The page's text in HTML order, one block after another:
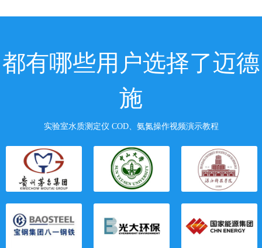
都有哪些用户选择了迈德
施
实验室水质测定仪 COD、氨氮操作视频演示教程